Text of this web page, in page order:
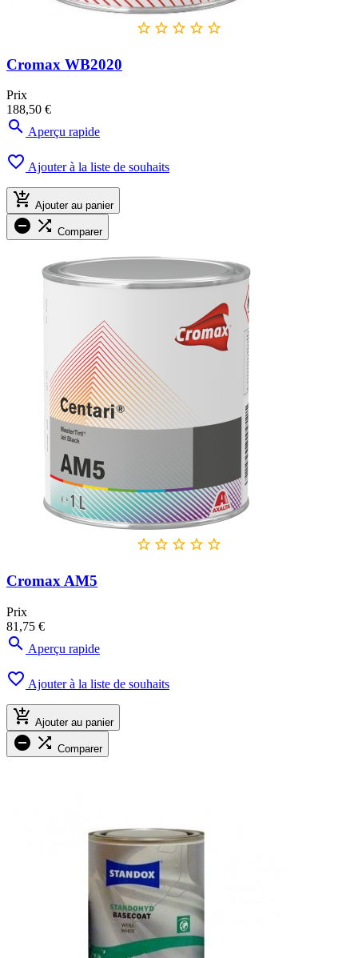
    
Cromax WB2020
Prix
188,50 €
 Aperçu rapide
 Ajouter à la liste de souhaits
 Ajouter au panier
  Comparer
    
Cromax AM5
Prix
81,75 €
 Aperçu rapide
 Ajouter à la liste de souhaits
 Ajouter au panier
  Comparer